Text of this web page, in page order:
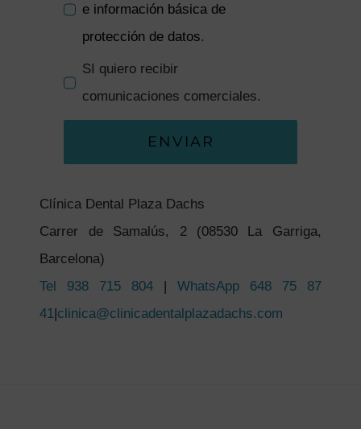
e información básica de
protección de datos.
SI quiero recibir
comunicaciones comerciales.
ENVIAR
Clínica Dental Plaza Dachs
Carrer de Samalús, 2 (08530 La Garriga,
Barcelona)
Tel 938 715 804
WhatsApp 648 75 87
41 clinica@clinicadentalplazadachs.com